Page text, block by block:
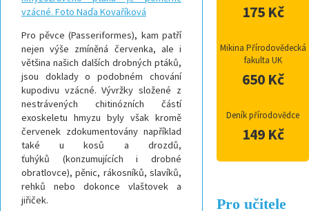
Pro pěvce (Passeriformes), kam patří
nejen výše zmíněná červenka, ale i
většina našich dalších drobných ptáků,
jsou doklady o podobném chování
kupodivu vzácné. Vývržky složené z
nestrávených chitinózních částí
exoskeletu hmyzu byly však kromě
červenek zdokumentovány například
také u kosů a drozdů,
ťuhýků (konzumujících i drobné
obratlovce), pěnic, rákosníků, slavíků,
rehků nebo dokonce vlaštovek a
jiřiček.
175 Kč
Mikina Přírodovědecká
fakulta UK
650 Kč
Deník přírodovědce
149 Kč
Pro učitele